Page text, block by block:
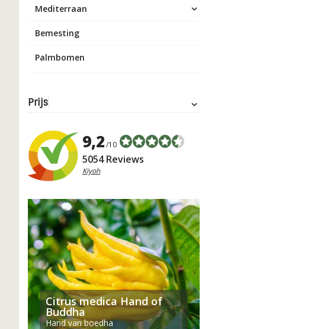
Mediterraan
Bemesting
Palmbomen
Prijs
9,2/10
5054 Reviews
Kiyoh
Citrus medica Hand of
Buddha
Hand van boedha